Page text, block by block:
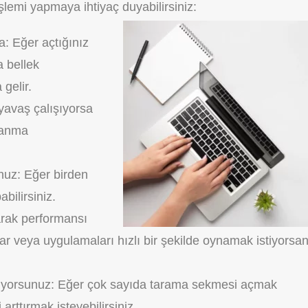
yapmaya ihtiyaç duyabilirsiniz:
Eğer açtığınız
bellek
gelir.
çalışıyorsa
Eğer birden
performansı
veya uygulamaları hızlı bir şekilde oynamak
Eğer çok sayıda tarama sekmesi açmak